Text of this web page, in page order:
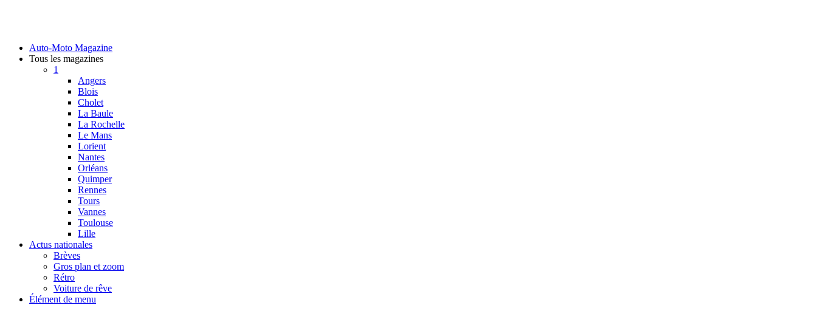
Auto-Moto Magazine
Tous les magazines
1
Angers
Blois
Cholet
La Baule
La Rochelle
Le Mans
Lorient
Nantes
Orléans
Quimper
Rennes
Tours
Vannes
Toulouse
Lille
Actus nationales
Brèves
Gros plan et zoom
Rétro
Voiture de rêve
Élément de menu